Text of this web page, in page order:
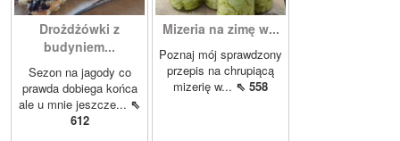
Drożdżówki z
budyniem...
Sezon na jagody co
prawda dobiega końca
ale u mnie jeszcze... ⇖
612
Mizeria na zimę w...
Poznaj mój sprawdzony
przepis na chrupiącą
mizerię w... ⇖ 558